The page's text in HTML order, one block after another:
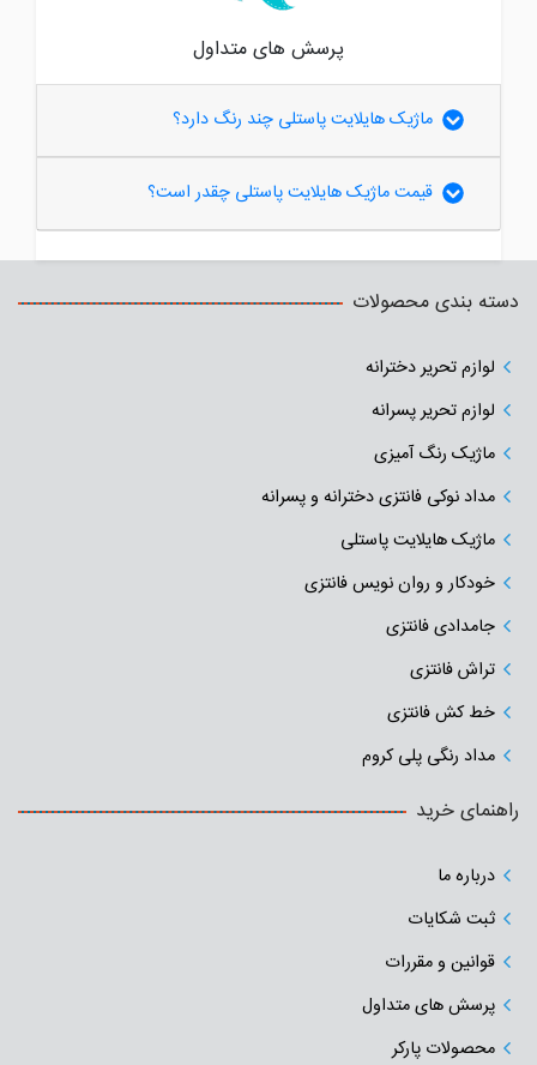
پرسش های متداول
ماژیک هایلایت پاستلی چند رنگ دارد؟
قیمت ماژیک هایلایت پاستلی چقدر است؟
دسته بندی محصولات
لوازم تحریر دخترانه
لوازم تحریر پسرانه
ماژیک رنگ آمیزی
مداد نوکی فانتزی دخترانه و پسرانه
ماژیک هایلایت پاستلی
خودکار و روان نویس فانتزی
جامدادی‌ فانتزی
تراش فانتزی
خط کش فانتزی
مداد رنگی پلی کروم
راهنمای خرید
درباره ما
ثبت شکایات
قوانین و مقررات
پرسش های متداول
محصولات پارکر